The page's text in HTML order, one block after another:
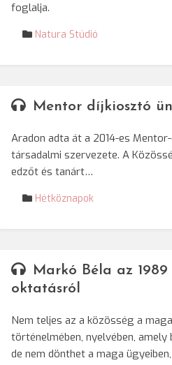
foglalja.
Natura Stúdió
Mentor díjkiosztó
Aradon adta át a 2014-es
társadalmi szervezete. A
edzőt és tanárt…
Hétköznapok
Markó Béla az
oktatásról
Nem teljes az a közösség a
történelmében, nyelvében,
de nem dönthet a maga